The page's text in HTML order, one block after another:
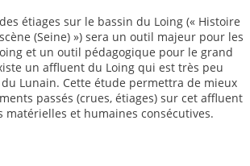
étiages sur le bassin du Loing (« Histoire
(Seine) ») sera un outil majeur pour les
et un outil pédagogique pour le grand
un affluent du Loing qui est très peu
du Lunain. Cette étude permettra de mieux
passés (crues, étiages) sur cet affluent
matérielles et humaines consécutives.